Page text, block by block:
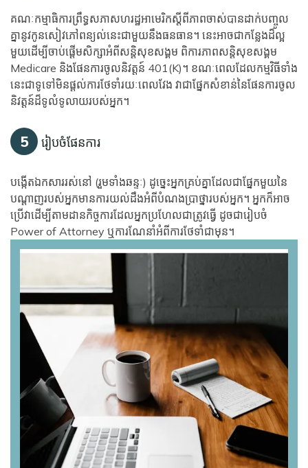
គណៈកម្មាធិការព្រឹទ្ធសភាសហរដ្ឋអាមេរិកស្តីពីភាពចាស់បានដាក់បញ្ចូល
គ្នានូវកូនសៀវភៅពន្យល់នេះជាមួយនឹងធនធាន។ នេះអាចជាកន្លែងដ៏ល្អ
មួយដើម្បីចាប់ផ្តើមសិក្សាអំពីសន្តិសុខសង្គម ពិការភាពសន្តិសុខសង្គម
Medicare និងផែនការចូលនិវត្តន៍ 401(K)។ ខណៈពេលដែលកម្មវិធីទាំង
នេះជាទូទៅមិនផ្តល់ការថែទាំរយៈពេលវែង វាជាផ្នែកសំខាន់នៃផែនការចូល
និវត្តន៍ដ៏ទូលំទូលាយរបស់អ្នក។
5 រៀបចំផែនការ
បង្កើតឯកសាររស់នៅ (រួមទាំងឆន្ទៈ) ដូច្នេះអ្នកគ្រប់គ្នាដែលជាផ្នែកមួយនៃ
បណ្តាញរបស់អ្នកមានការយល់ដឹងអំពីបំណងប្រាថ្នារបស់អ្នក។ អ្នកក៏អាច
ប្រើវាដើម្បីតាមដានកិច្ចការដែលអ្នកប្រហែលជាត្រូវធ្វើ ដូចជារៀបចំ
Power of Attorney ឬការណែនាំអំពីការថែទាំជាមុន។